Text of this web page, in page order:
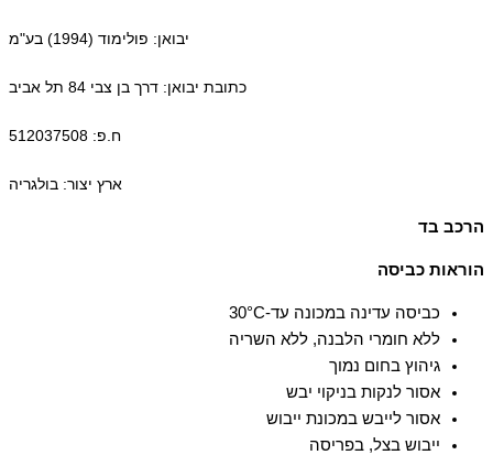
יבואן: פולימוד (1994) בע"מ
כתובת יבואן: דרך בן צבי 84 תל אביב
ח.פ: 512037508
ארץ יצור: בולגריה
הרכב בד
הוראות כביסה
כביסה עדינה במכונה עד-30°C
ללא חומרי הלבנה, ללא השריה
גיהוץ בחום נמוך
אסור לנקות בניקוי יבש
אסור לייבש במכונת ייבוש
ייבוש בצל, בפריסה